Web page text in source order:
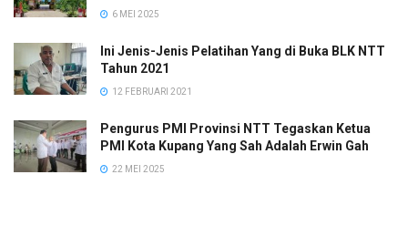
6 MEI 2025
Ini Jenis-Jenis Pelatihan Yang di Buka BLK NTT
Tahun 2021
12 FEBRUARI 2021
Pengurus PMI Provinsi NTT Tegaskan Ketua
PMI Kota Kupang Yang Sah Adalah Erwin Gah
22 MEI 2025